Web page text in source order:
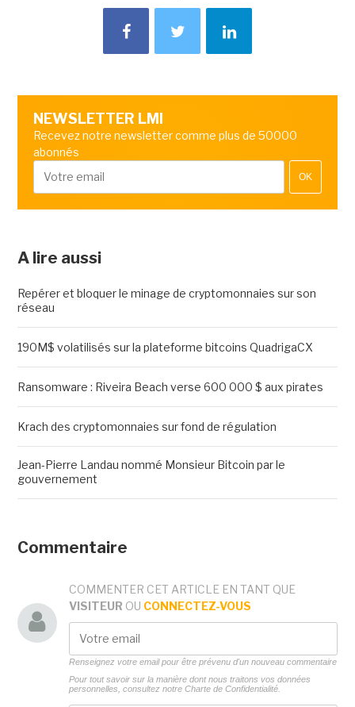
NEWSLETTER LMI
Recevez notre newsletter comme plus de 50000
abonnés
OK
A lire aussi
Repérer et bloquer le minage de cryptomonnaies sur son
réseau
190M$ volatilisés sur la plateforme bitcoins QuadrigaCX
Ransomware : Riveira Beach verse 600 000 $ aux pirates
Krach des cryptomonnaies sur fond de régulation
Jean-Pierre Landau nommé Monsieur Bitcoin par le
gouvernement
Commentaire
COMMENTER CET ARTICLE EN TANT QUE
VISITEUR OU CONNECTEZ-VOUS
Renseignez votre email pour être prévenu d'un nouveau commentaire
Pour tout savoir sur la manière dont nous traitons vos données
personnelles, consultez notre Charte de Confidentialité.